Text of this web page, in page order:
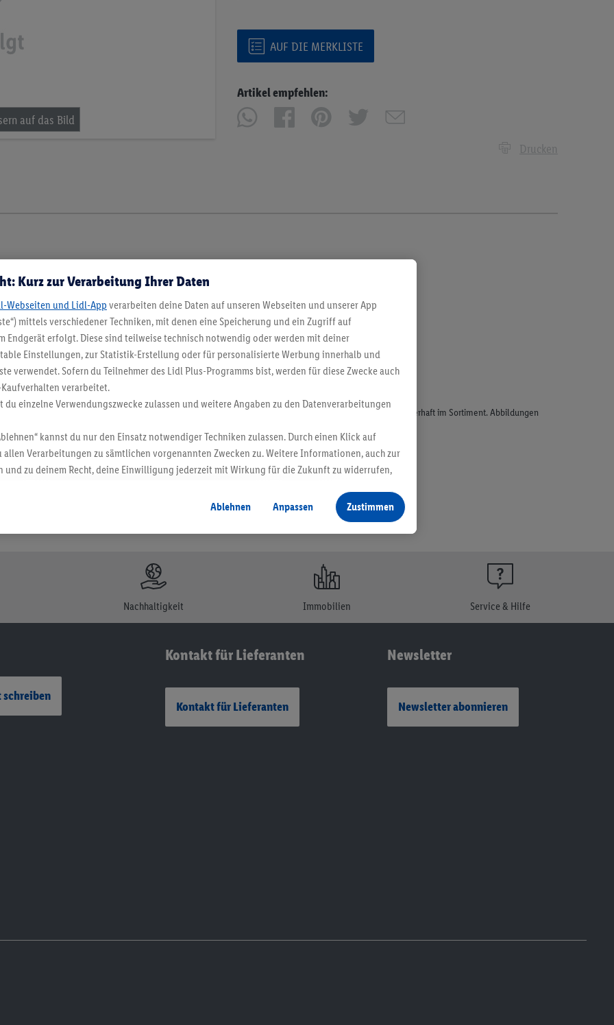
AUF DIE MERKLISTE
Artikel empfehlen:
Drucken
Verkauf ohne Dekoration. Die hier beworbenen Produkte, vor allem NonFood-Produkte, sind nicht alle dauerhaft im Sortiment. Abbildungen
Nachhaltigkeit Immobilien Service & Hilfe
Kontakt für Lieferanten
Kontakt für Lieferanten
Newsletter
Newsletter abonnieren
Kurz zur Verarbeitung Ihrer Daten
Webseiten und Lidl-App verarbeiten deine Daten auf unseren Webseiten und unserer App
mittels verschiedener Techniken, mit denen eine Speicherung und ein Zugriff auf
Endgerät erfolgt. Diese sind teilweise technisch notwendig oder werden mit deiner
Einstellungen, zur Statistik-Erstellung oder für personalisierte Werbung innerhalb und
verwendet. Sofern du Teilnehmer des Lidl Plus-Programms bist, werden für diese Zwecke auch
verarbeitet.
du einzelne Verwendungszwecke zulassen und weitere Angaben zu den Datenverarbeitungen
kannst du nur den Einsatz notwendiger Techniken zulassen. Durch einen Klick auf
allen Verarbeitungen zu sämtlichen vorgenannten Zwecken zu. Weitere Informationen, auch zur
und zu deinem Recht, deine Einwilligung jederzeit mit Wirkung für die Zukunft zu widerrufen,
Ablehnen
Anpassen Zustimmen